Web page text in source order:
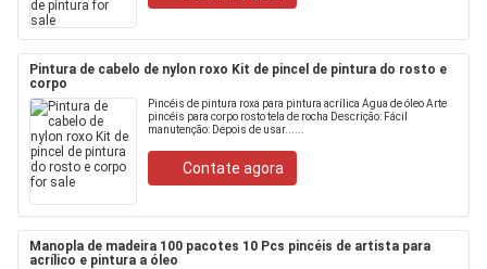
Pintura de cabelo de nylon roxo Kit de pincel de pintura do rosto e
corpo
Pincéis de pintura roxa para pintura acrílica Água de óleo Arte
pincéis para corpo rosto tela de rocha Descrição: Fácil
manutenção: Depois de usar......
Contate agora
Manopla de madeira 100 pacotes 10 Pcs pincéis de artista para
acrílico e pintura a óleo